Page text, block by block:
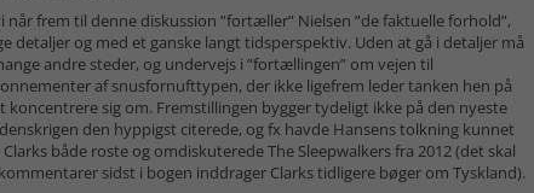
frem til denne diskussion ”fortæller” Nielsen ”de faktuelle forhold”,
detaljer og med et ganske langt tidsperspektiv. Uden at gå i detaljer må
andre steder, og undervejs i ”fortællingen” om vejen til
af snusfornufttypen, der ikke ligefrem leder tanken hen på
koncentrere sig om. Fremstillingen bygger tydeligt ikke på den nyeste
den hyppigst citerede, og fx havde Hansens tolkning kunnet
både roste og omdiskuterede The Sleepwalkers fra 2012 (det skal
sidst i bogen inddrager Clarks tidligere bøger om Tyskland).